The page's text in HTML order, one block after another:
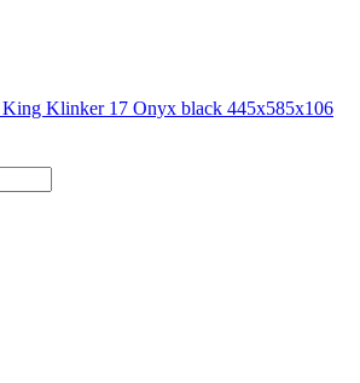
Klinker 17 Onyx black 445x585x106